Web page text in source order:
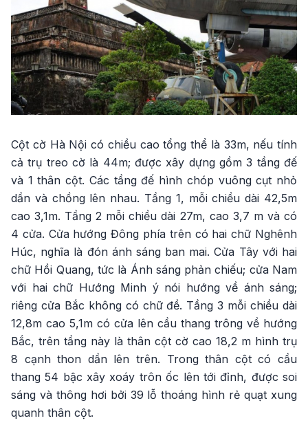
Cột cờ Hà Nội có chiều cao tổng thể là 33m, nếu tính
cả trụ treo cờ là 44m; được xây dựng gồm 3 tầng đế
và 1 thân cột. Các tầng đế hình chóp vuông cụt nhỏ
dần và chồng lên nhau. Tầng 1, mỗi chiều dài 42,5m
cao 3,1m. Tầng 2 mỗi chiều dài 27m, cao 3,7 m và có
4 cửa. Cửa hướng Đông phía trên có hai chữ Nghênh
Húc, nghĩa là đón ánh sáng ban mai. Cửa Tây với hai
chữ Hồi Quang, tức là Ánh sáng phản chiếu; cửa Nam
với hai chữ Hướng Minh ý nói hướng về ánh sáng;
riêng cửa Bắc không có chữ đề. Tầng 3 mỗi chiều dài
12,8m cao 5,1m có cửa lên cầu thang trông về hướng
Bắc, trên tầng này là thân cột cờ cao 18,2 m hình trụ
8 cạnh thon dần lên trên. Trong thân cột có cầu
thang 54 bậc xây xoáy trôn ốc lên tới đỉnh, được soi
sáng và thông hơi bởi 39 lỗ thoáng hình rẻ quạt xung
quanh thân cột.